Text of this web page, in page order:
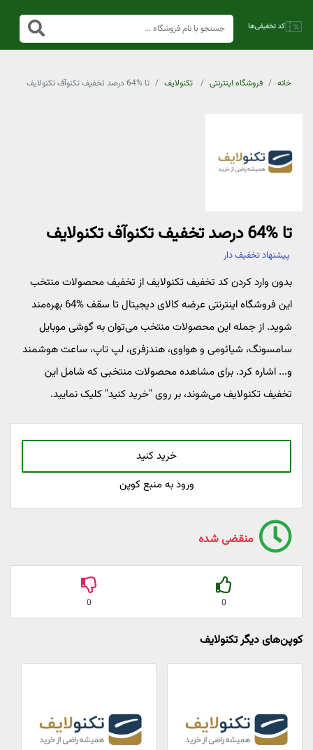
خانه فروشگاه اینترنتی تکنولایف تا %64 درصد تخفیف تکنوآف تکنولایف
تا %64 درصد تخفیف تکنوآف تکنولایف
پیشنهاد تخفیف دار
بدون وارد کردن کد تخفیف تکنولایف از تخفیف محصولات منتخب
این فروشگاه اینترنتی عرضه کالای دیجیتال تا سقف %64 بهره‌مند
شوید. از جمله این محصولات منتخب می‌توان به گوشی موبایل
سامسونگ، شیائومی و هواوی، هندزفری، لپ تاپ، ساعت هوشمند
و... اشاره کرد. برای مشاهده محصولات منتخبی که شامل این
تخفیف تکنولایف می‌شوند، بر روی "خرید کنید" کلیک نمایید.
خرید کنید
ورود به منبع کوپن
منقضی شده
0
0
کوپن‌های دیگر تکنولایف